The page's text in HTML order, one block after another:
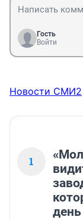
Гость
Войти
Новости СМИ2
1
день